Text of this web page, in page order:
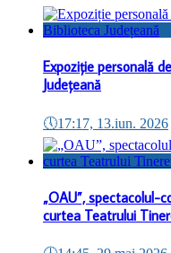
Expoziție personală
Județeană
🕔17:17, 13.iun. 2026
„OAU”, spectacolul-
curtea Teatrului